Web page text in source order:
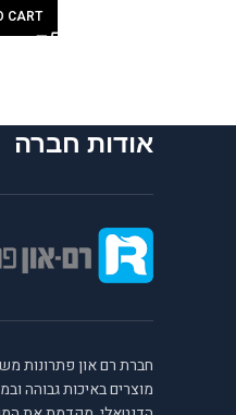
CART
אודות חברה
חברת רם און פתרונות
מוצרים באיכות גבוהה